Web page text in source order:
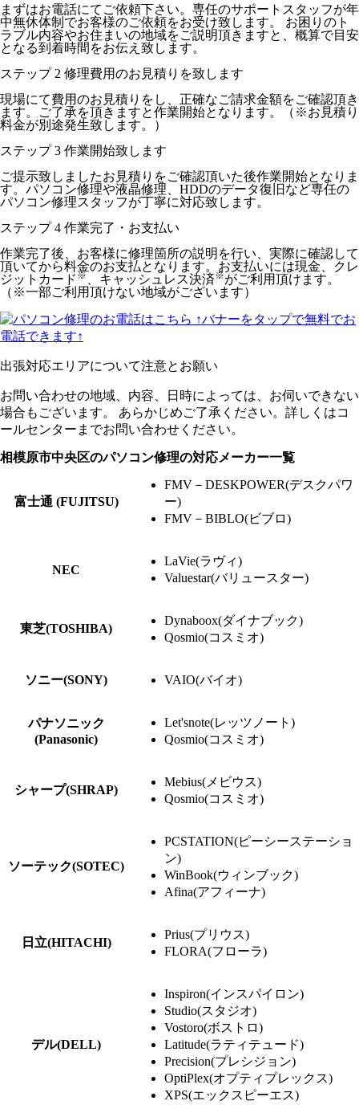
まずはお電話にてご依頼下さい。専任のサポートスタッフが年
中無休体制でお客様のご依頼をお受け致します。 お困りのト
ラブル内容やお住まいの地域をご説明頂きますと、概算で目安
となる到着時間をお伝え致します。
ステップ 2 修理費用のお見積りを致します
現場にて費用のお見積りをし、正確なご請求金額をご確認頂き
ます。ご了承を頂きますと作業開始となります。（※お見積り
料金が別途発生致します。）
ステップ 3 作業開始致します
ご提示致しましたお見積りをご確認頂いた後作業開始となりま
す。パソコン修理や液晶修理、HDDのデータ復旧など専任の
パソコン修理スタッフが丁寧に対応致します。
ステップ 4 作業完了・お支払い
作業完了後、お客様に修理箇所の説明を行い、実際に確認して
頂いてから料金のお支払となります。お支払いには現金、クレ
ジットカード ※ 、キャッシュレス決済※がご利用頂けます。
（※一部ご利用頂けない地域がございます）
↑バナーをタップで無料でお
電話できます↑
出張対応エリアについて注意とお願い
お問い合わせの地域、内容、日時によっては、お伺いできない
場合もございます。 あらかじめご了承ください。詳しくはコ
ールセンターまでお問い合わせください。
相模原市中央区のパソコン修理の対応メーカー一覧
富士通 (FUJITSU)
FMV－DESKPOWER(デスクパワ
ー)
FMV－BIBLO(ビブロ)
NEC
LaVie(ラヴィ)
Valuestar(バリュースター)
東芝(TOSHIBA)
Dynaboox(ダイナブック)
Qosmio(コスミオ)
ソニー(SONY) VAIO(バイオ)
パナソニック
(Panasonic)
Let'snote(レッツノート)
Qosmio(コスミオ)
シャープ(SHRAP)
Mebius(メビウス)
Qosmio(コスミオ)
ソーテック(SOTEC)
PCSTATION(ピーシーステーショ
ン)
WinBook(ウィンブック)
Afina(アフィーナ)
日立(HITACHI)
Prius(プリウス)
FLORA(フローラ)
デル(DELL)
Inspiron(インスパイロン)
Studio(スタジオ)
Vostoro(ボストロ)
Latitude(ラティテュード)
Precision(プレシジョン)
OptiPlex(オプティプレックス)
XPS(エックスピーエス)